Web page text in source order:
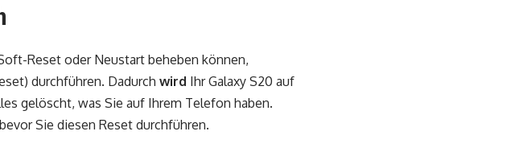
Reset oder Neustart beheben können,
durchführen. Dadurch wird Ihr Galaxy S20 auf
gelöscht, was Sie auf Ihrem Telefon haben.
Sie diesen Reset durchführen.